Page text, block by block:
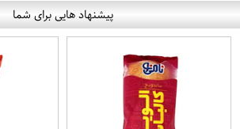
پیشنهاد هایی برای شما